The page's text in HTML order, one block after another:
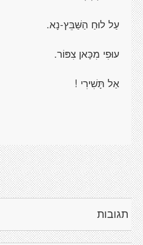
עַל לוּחַ הַשַּׁבֵּץ-נָא.
עוּפִי מִכָּאן צִפּוֹר.
אַל תָּשִׁירִי !
תגובות